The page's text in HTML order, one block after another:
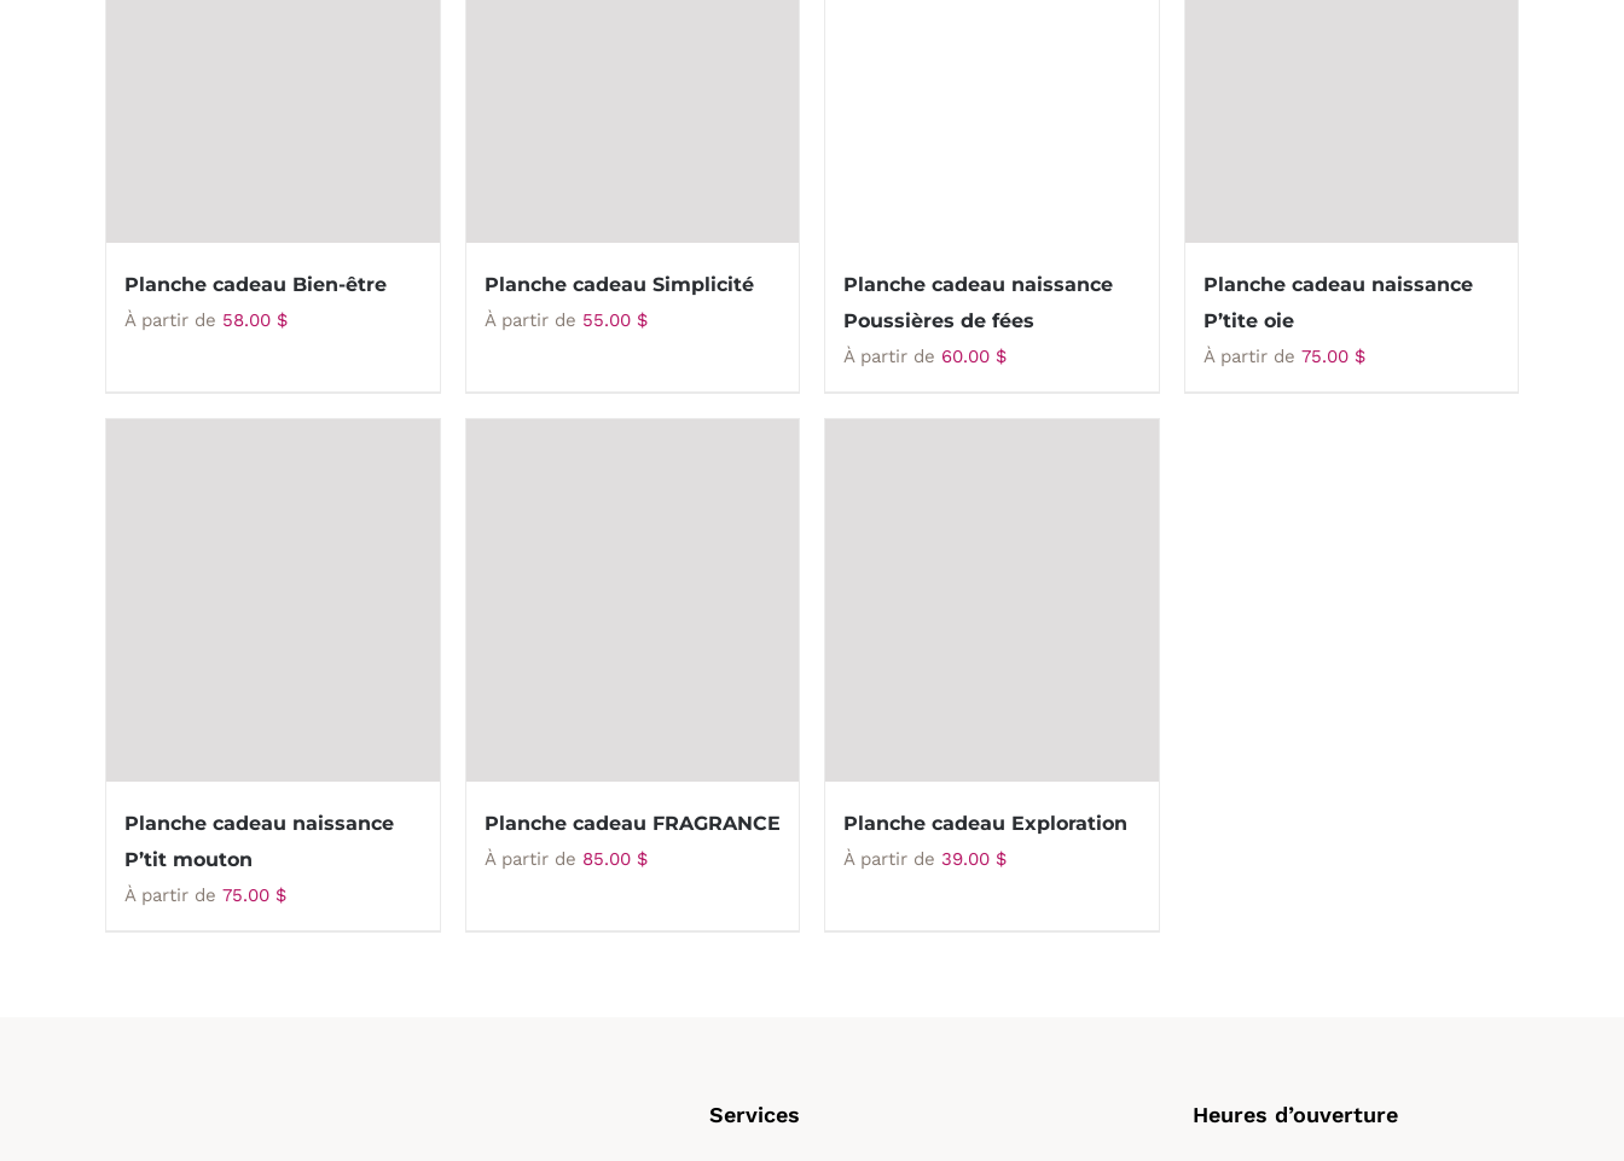
Planche cadeau Bien-être
À partir de 58.00 $
Planche cadeau Simplicité
À partir de 55.00 $
Planche cadeau naissance
Poussières de fées
À partir de 60.00 $
Planche cadeau naissance
P’tite oie
À partir de 75.00 $
Planche cadeau naissance
P’tit mouton
À partir de 75.00 $
Planche cadeau FRAGRANCE
À partir de 85.00 $
Planche cadeau Exploration
À partir de 39.00 $
Services Heures d’ouverture